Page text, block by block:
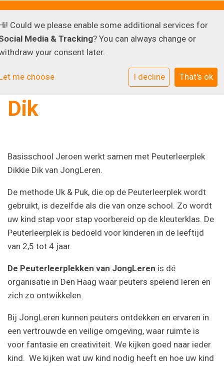
Peuterleerplek Dikkie
Dik
Basisschool Jeroen werkt samen met Peuterleerplek
Dikkie Dik van JongLeren.
De methode Uk & Puk, die op de Peuterleerplek wordt
gebruikt, is dezelfde als die van onze school. Zo wordt
uw kind stap voor stap voorbereid op de kleuterklas. De
Peuterleerplek is bedoeld voor kinderen in de leeftijd
van 2,5 tot 4 jaar.
De Peuterleerplekken van JongLeren is dé
organisatie in Den Haag waar peuters spelend leren en
zich zo ontwikkelen.
Bij JongLeren kunnen peuters ontdekken en ervaren in
een vertrouwde en veilige omgeving, waar ruimte is
voor fantasie en creativiteit. We kijken goed naar ieder
kind. We kijken wat uw kind nodig heeft en hoe uw kind
Could we please enable some additional services for
Media & Tracking? You can always change or
your consent later.
me choose I decline That's ok